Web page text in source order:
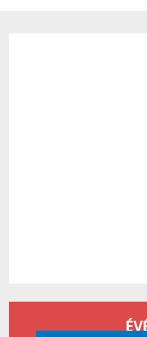
Ouverture et